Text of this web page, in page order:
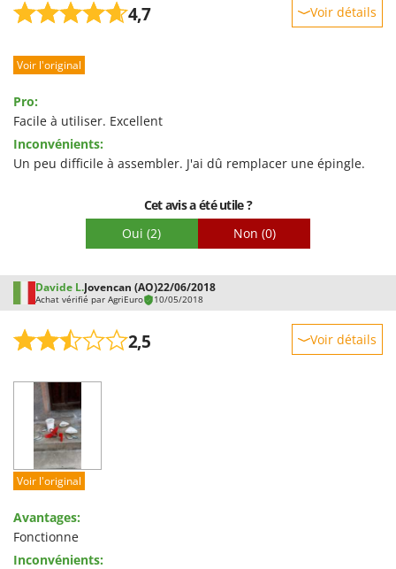
Vesco
W
Weber
WIDU
Y Yard Force
Z
Zephir
ZGrills
Zodiac
Zomax
4,7 Voir détails
Prestations
Qualité / Prix
Facilité de montage
Emballage
Voir l'original
Pro:
Facile à utiliser. Excellent
Inconvénients:
Un peu difficile à assembler. J'ai dû remplacer une épingle.
Cet avis a été utile ?
Oui (2) Non (0)
Davide L.Jovencan (AO)22/06/2018
Achat vérifié par AgriEuro 10/05/2018
2,5 Voir détails
Prestations
Facilité d'utilisation
Qualité / Prix
Facilité de montage
Voir l'original
Avantages:
Fonctionne
Inconvénients: